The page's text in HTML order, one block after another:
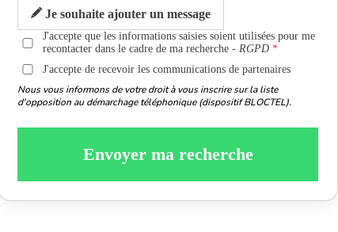
Je souhaite ajouter un message
J'accepte que les informations saisies soient utilisées pour me
recontacter dans le cadre de ma recherche -RGPD
J'accepte de recevoir les communications de partenaires
Nous vous informons de votre droit à vous inscrire sur la liste
d'opposition au démarchage téléphonique (dispositif BLOCTEL).
Envoyer ma recherche